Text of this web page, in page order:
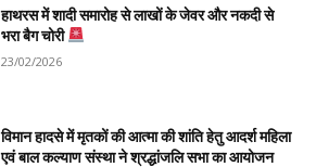
हाथरस में शादी समारोह से लाखों के जेवर और नकदी से
भरा बैग चोरी
23/02/2026
विमान हादसे में मृतकों की आत्मा की शांति हेतु आदर्श महिला
एवं बाल कल्याण संस्था ने श्रद्धांजलि सभा का आयोजन